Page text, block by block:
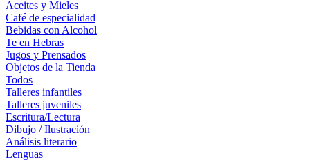
Aceites y Mieles
Café de especialidad
Bebidas con Alcohol
Te en Hebras
Jugos y Prensados
Objetos de la Tienda
Todos
Talleres infantiles
Talleres juveniles
Escritura/Lectura
Dibujo / Ilustración
Análisis literario
Lenguas